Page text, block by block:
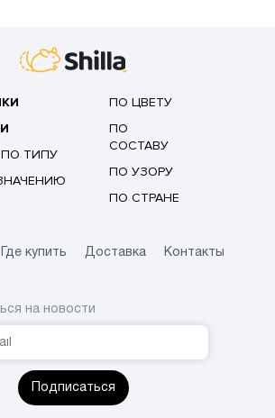
ТИПУ
ПО ЦВЕТУ
ПО
СОСТАВУ
ПО УЗОРУ
ПО СТРАНЕ
Где купить Доставка Контакты
на новости
Подписаться